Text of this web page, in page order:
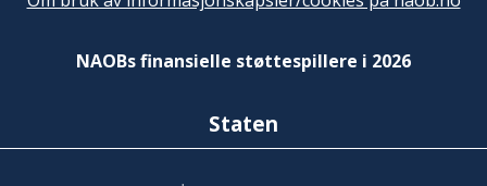
NAOBs finansielle støttespillere i 2026
Staten